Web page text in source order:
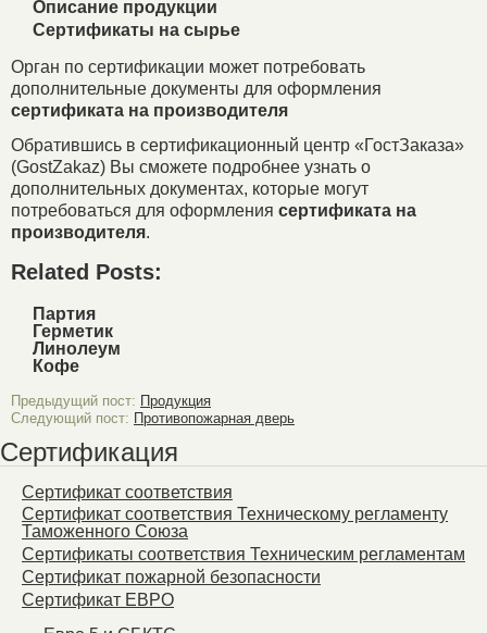
Описание продукции
Сертификаты на сырье
Орган по сертификации может потребовать
дополнительные документы для оформления
сертификата на производителя
Обратившись в сертификационный центр «ГостЗаказа»
(GostZakaz) Вы сможете подробнее узнать о
дополнительных документах, которые могут
потребоваться для оформления сертификата на
производителя.
Related Posts:
Партия
Герметик
Линолеум
Кофе
Предыдущий пост: Продукция
Следующий пост: Противопожарная дверь
Сертификация
Сертификат соответствия
Сертификат соответствия Техническому регламенту
Таможенного Союза
Сертификаты соответствия Техническим регламентам
Сертификат пожарной безопасности
Сертификат ЕВРО